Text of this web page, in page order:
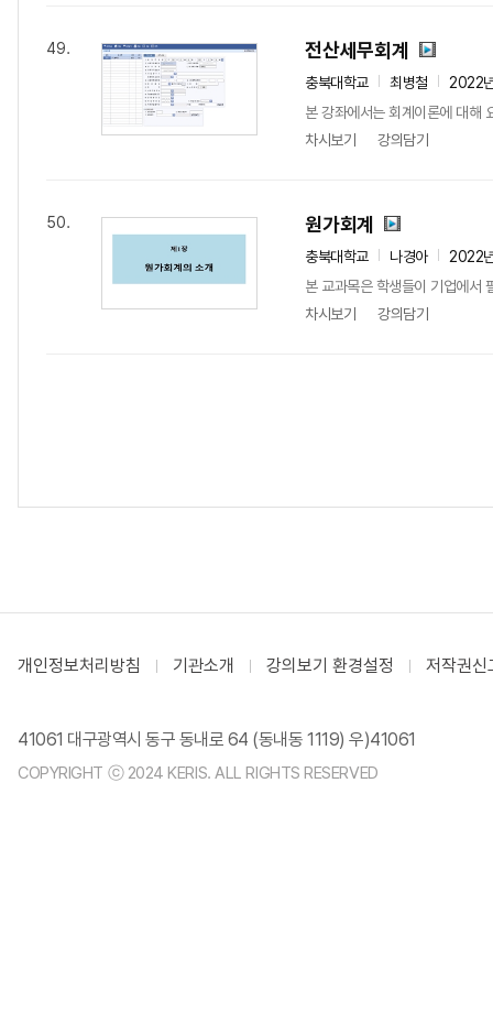
49. 전산세무회계
충북대학교 최병철
2022
본 강좌에서는 회계이론에 대해
차시보기
강의담기
50. 원가회계
충북대학교 나경아
2022
본 교과목은 학생들이 기업에서
차시보기
강의담기
개인정보처리방침 기관소개 강의보기 환경설정 저작권신
41061 대구광역시 동구 동내로 64 (동내동 1119) 우)41061
COPYRIGHT ⓒ 2024 KERIS. ALL RIGHTS RESERVED